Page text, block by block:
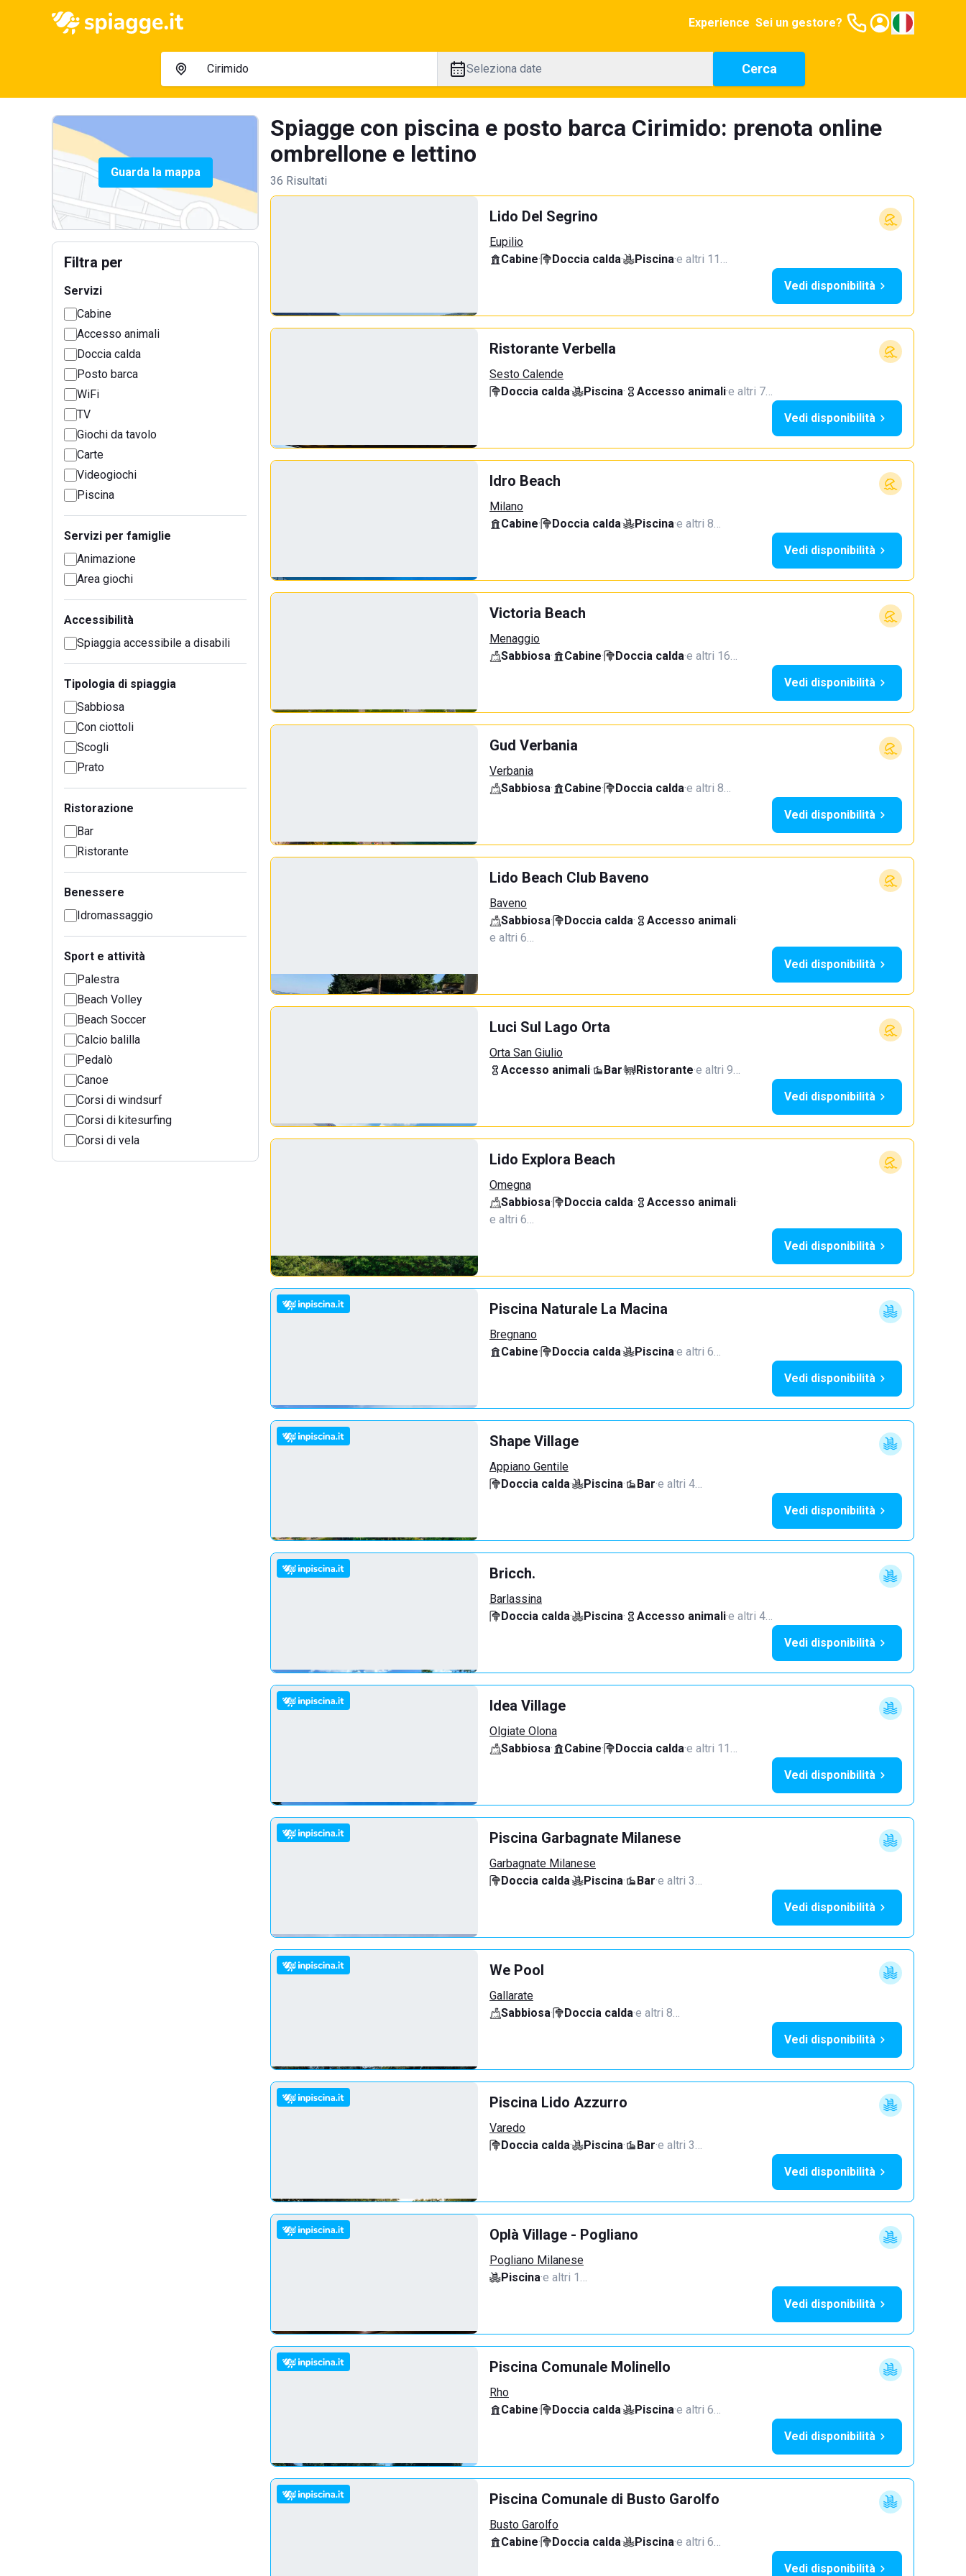
Experience Sei un gestore?
Seleziona date Cerca
Guarda la mappa
Filtra per
Servizi
Cabine
Accesso animali
Doccia calda
Posto barca
WiFi
TV
Giochi da tavolo
Carte
Videogiochi
Piscina
Servizi per famiglie
Animazione
Area giochi
Accessibilità
Spiaggia accessibile a disabili
Tipologia di spiaggia
Sabbiosa
Con ciottoli
Scogli
Prato
Ristorazione
Bar
Ristorante
Benessere
Idromassaggio
Sport e attività
Palestra
Beach Volley
Beach Soccer
Calcio balilla
Pedalò
Canoe
Corsi di windsurf
Corsi di kitesurfing
Corsi di vela
Spiagge con piscina e posto barca Cirimido: prenota online
ombrellone e lettino
36 Risultati
Lido Del Segrino
Eupilio
Cabine· Doccia calda· Piscina·e altri 11…
Vedi disponibilità
Ristorante Verbella
Sesto Calende
Doccia calda· Piscina· Accesso animali·e altri 7…
Vedi disponibilità
Idro Beach
Milano
Cabine· Doccia calda· Piscina·e altri 8…
Vedi disponibilità
Victoria Beach
Menaggio
Sabbiosa· Cabine· Doccia calda·e altri 16…
Vedi disponibilità
Gud Verbania
Verbania
Sabbiosa· Cabine· Doccia calda·e altri 8…
Vedi disponibilità
Lido Beach Club Baveno
Baveno
Sabbiosa· Doccia calda· Accesso animali·
e altri 6…
Vedi disponibilità
Luci Sul Lago Orta
Orta San Giulio
Accesso animali· Bar· Ristorante·e altri 9…
Vedi disponibilità
Lido Explora Beach
Omegna
Sabbiosa· Doccia calda· Accesso animali·
e altri 6…
Vedi disponibilità
Piscina Naturale La Macina
Bregnano
Cabine· Doccia calda· Piscina·e altri 6…
Vedi disponibilità
Shape Village
Appiano Gentile
Doccia calda· Piscina· Bar·e altri 4…
Vedi disponibilità
Bricch.
Barlassina
Doccia calda· Piscina· Accesso animali·e altri 4…
Vedi disponibilità
Idea Village
Olgiate Olona
Sabbiosa· Cabine· Doccia calda·e altri 11…
Vedi disponibilità
Piscina Garbagnate Milanese
Garbagnate Milanese
Doccia calda· Piscina· Bar·e altri 3…
Vedi disponibilità
We Pool
Gallarate
Sabbiosa· Doccia calda·e altri 8…
Vedi disponibilità
Piscina Lido Azzurro
Varedo
Doccia calda· Piscina· Bar·e altri 3…
Vedi disponibilità
Oplà Village - Pogliano
Pogliano Milanese
Piscina·e altri 1…
Vedi disponibilità
Piscina Comunale Molinello
Rho
Cabine· Doccia calda· Piscina·e altri 6…
Vedi disponibilità
Piscina Comunale di Busto Garolfo
Busto Garolfo
Cabine· Doccia calda· Piscina·e altri 6…
Vedi disponibilità